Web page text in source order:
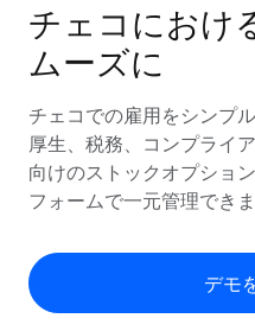
グローバル雇用
グローバル給与処理
コンプライアンス対応の
Employer of Record
グローバル展開をコスト
Contractor of
世界中の契約社員と法令
ソリューション
各国の制度に対応
国別ガイド
/国別のグローバル雇用支
Remoteを他社と比較
リソース
ツールと計算ツール
従業員コスト計算ツ
価格
チェコにおけ
ムーズに
チェコでの雇用をシンプ
厚生、税務、コンプライ
向けのストックオプショ
フォームで一元管理できま
デモ